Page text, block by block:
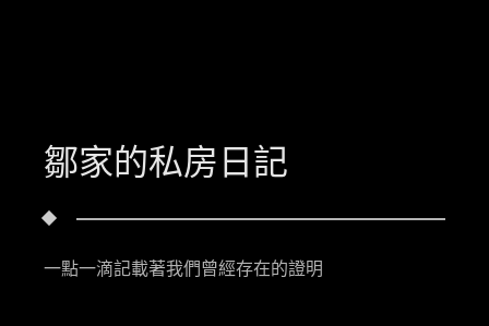
鄒家的私房日記
一點一滴記載著我們曾經存在的證明